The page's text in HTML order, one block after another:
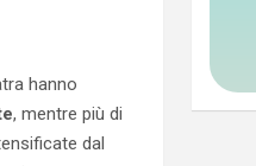
hanno
, mentre più di
dal